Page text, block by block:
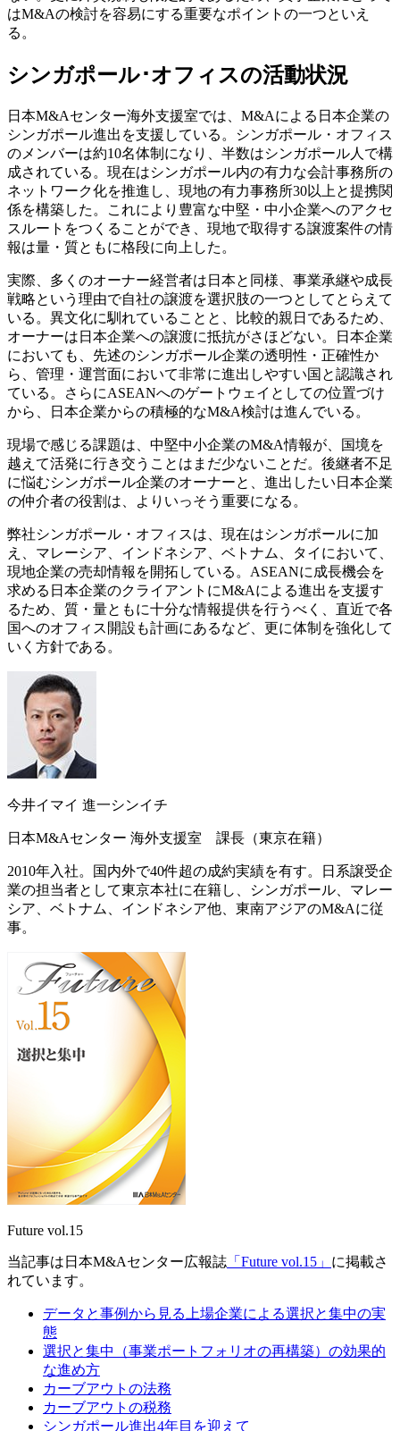
はM&Aの検討を容易にする重要なポイントの一つといえ
る。
シンガポール･オフィスの活動状況
日本M&Aセンター海外支援室では、M&Aによる日本企業の
シンガポール進出を支援している。シンガポール・オフィス
のメンバーは約10名体制になり、半数はシンガポール人で構
成されている。現在はシンガポール内の有力な会計事務所の
ネットワーク化を推進し、現地の有力事務所30以上と提携関
係を構築した。これにより豊富な中堅・中小企業へのアクセ
スルートをつくることができ、現地で取得する譲渡案件の情
報は量・質ともに格段に向上した。
実際、多くのオーナー経営者は日本と同様、事業承継や成長
戦略という理由で自社の譲渡を選択肢の一つとしてとらえて
いる。異文化に馴れていることと、比較的親日であるため、
オーナーは日本企業への譲渡に抵抗がさほどない。日本企業
においても、先述のシンガポール企業の透明性・正確性か
ら、管理・運営面において非常に進出しやすい国と認識され
ている。さらにASEANへのゲートウェイとしての位置づけ
から、日本企業からの積極的なM&A検討は進んでいる。
現場で感じる課題は、中堅中小企業のM&A情報が、国境を
越えて活発に行き交うことはまだ少ないことだ。後継者不足
に悩むシンガポール企業のオーナーと、進出したい日本企業
の仲介者の役割は、よりいっそう重要になる。
弊社シンガポール・オフィスは、現在はシンガポールに加
え、マレーシア、インドネシア、ベトナム、タイにおいて、
現地企業の売却情報を開拓している。ASEANに成長機会を
求める日本企業のクライアントにM&Aによる進出を支援す
るため、質・量ともに十分な情報提供を行うべく、直近で各
国へのオフィス開設も計画にあるなど、更に体制を強化して
いく方針である。
今井イマイ 進一シンイチ
日本M&Aセンター 海外支援室 課長（東京在籍）
2010年入社。国内外で40件超の成約実績を有す。日系譲受企
業の担当者として東京本社に在籍し、シンガポール、マレー
シア、ベトナム、インドネシア他、東南アジアのM&Aに従
事。
Future vol.15
当記事は日本M&Aセンター広報誌 「Future vol.15」 に掲載さ
れています。
データと事例から見る上場企業による選択と集中の実
態
選択と集中（事業ポートフォリオの再構築）の効果的
な進め方
カーブアウトの法務
カーブアウトの税務
シンガポール進出4年目を迎えて